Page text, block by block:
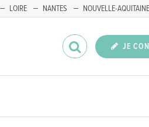
LOIRE NANTES NOUVELLE-AQUITAINE
JE